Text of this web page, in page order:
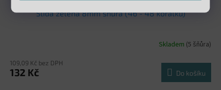
Slída zelená 8mm šňůra (46 - 48 korálků)
Skladem (5 šňůra)
109,09 Kč bez DPH
132 Kč Do košíku